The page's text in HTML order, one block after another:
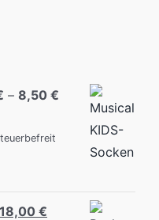
– 8,50 €
Original
18,00 €Current